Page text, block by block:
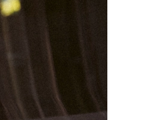
08
15
22